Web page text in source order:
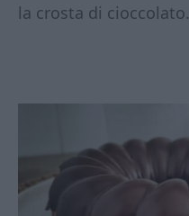
la crosta di cioccolato.